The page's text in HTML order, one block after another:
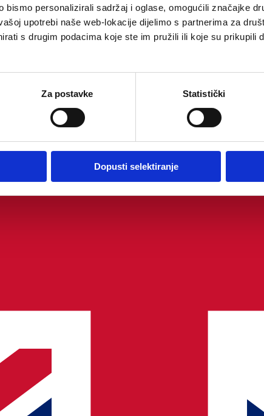
bismo personalizirali sadržaj i oglase, omogućili značajke
upotrebi naše web-lokacije dijelimo s partnerima za
s drugim podacima koje ste im pružili ili koje su prikupili
Za postavke Statistički
Dopusti selektiranje